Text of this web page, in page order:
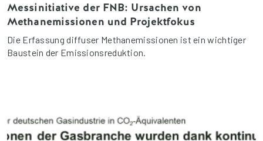
Messinitiative der FNB: Ursachen von
Methanemissionen und Projektfokus
Die Erfassung diffuser Methanemissionen ist ein wichtiger
Baustein der Emissionsreduktion.